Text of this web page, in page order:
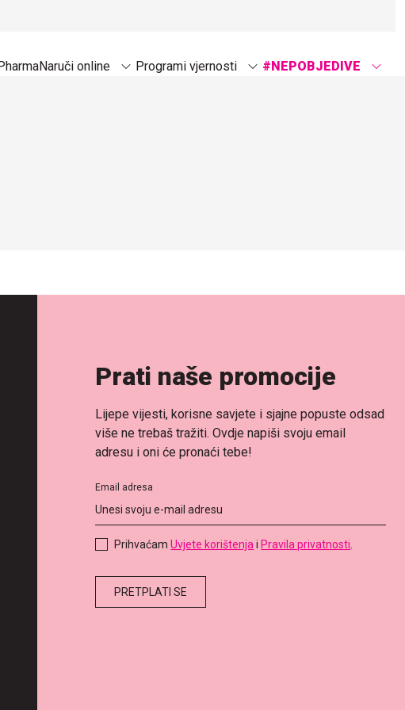
Naruči online Programi vjernosti #NEPOBJEDIVE
Prati naše promocije
Lijepe vijesti, korisne savjete i sjajne popuste odsad
više ne trebaš tražiti. Ovdje napiši svoju email
adresu i oni će pronaći tebe!
Email adresa
PrihvaćamUvjete korištenja iPravila privatnosti